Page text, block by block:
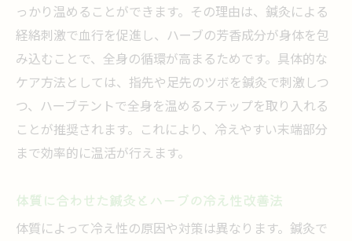
っかり温めることができます。その理由は、鍼灸による
経絡刺激で血行を促進し、ハーブの芳香成分が身体を包
み込むことで、全身の循環が高まるためです。具体的な
ケア方法としては、指先や足先のツボを鍼灸で刺激しつ
つ、ハーブテントで全身を温めるステップを取り入れる
ことが推奨されます。これにより、冷えやすい末端部分
まで効率的に温活が行えます。
体質に合わせた鍼灸とハーブの冷え性改善法
体質によって冷え性の原因や対策は異なります。鍼灸で